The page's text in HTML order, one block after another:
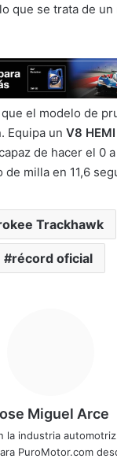
que se trata de un
el modelo de
. Equipa un V8
de hacer el 0
milla en 11,6
Trackhawk
récord oficial
Miguel Arce
la industria
PuroMotor.com